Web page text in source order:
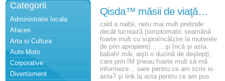
Categorii
Administratie locala
Afaceri
Arta si Cultura
Auto Moto
Corporative
Divertisment
Qisda™ măsii de viaţă…
cald a naibii, netu mai mult pretinde
decât lucrează (simptomatic seamănă
foarte mult cu supraîncălzire la routerele
de prin apropiere)… …şi încă şi asta.
babah! măi, aişti o duzină de deştepţi,
care prin IM ţineau foarte mult să mă
informeze… oare pentru ce am scris io
asta? şi link la asta pentru ce am pus